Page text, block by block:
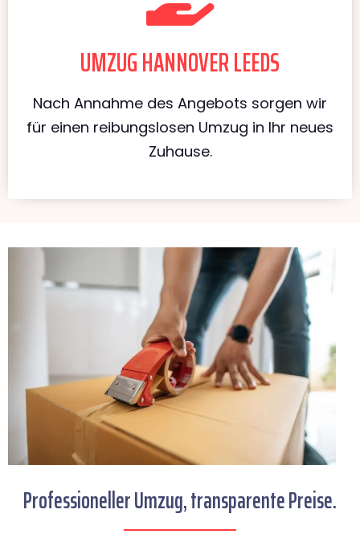
UMZUG HANNOVER LEEDS
Nach Annahme des Angebots sorgen wir
für einen reibungslosen Umzug in Ihr neues
Zuhause.
Professioneller Umzug, transparente Preise.